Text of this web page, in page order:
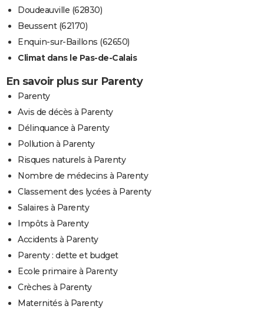
Doudeauville (62830)
Beussent (62170)
Enquin-sur-Baillons (62650)
Climat dans le Pas-de-Calais
En savoir plus sur Parenty
Parenty
Avis de décès à Parenty
Délinquance à Parenty
Pollution à Parenty
Risques naturels à Parenty
Nombre de médecins à Parenty
Classement des lycées à Parenty
Salaires à Parenty
Impôts à Parenty
Accidents à Parenty
Parenty : dette et budget
Ecole primaire à Parenty
Crèches à Parenty
Maternités à Parenty